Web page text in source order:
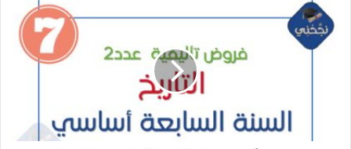
فروض
تأليفية
عدد
الإصلاح